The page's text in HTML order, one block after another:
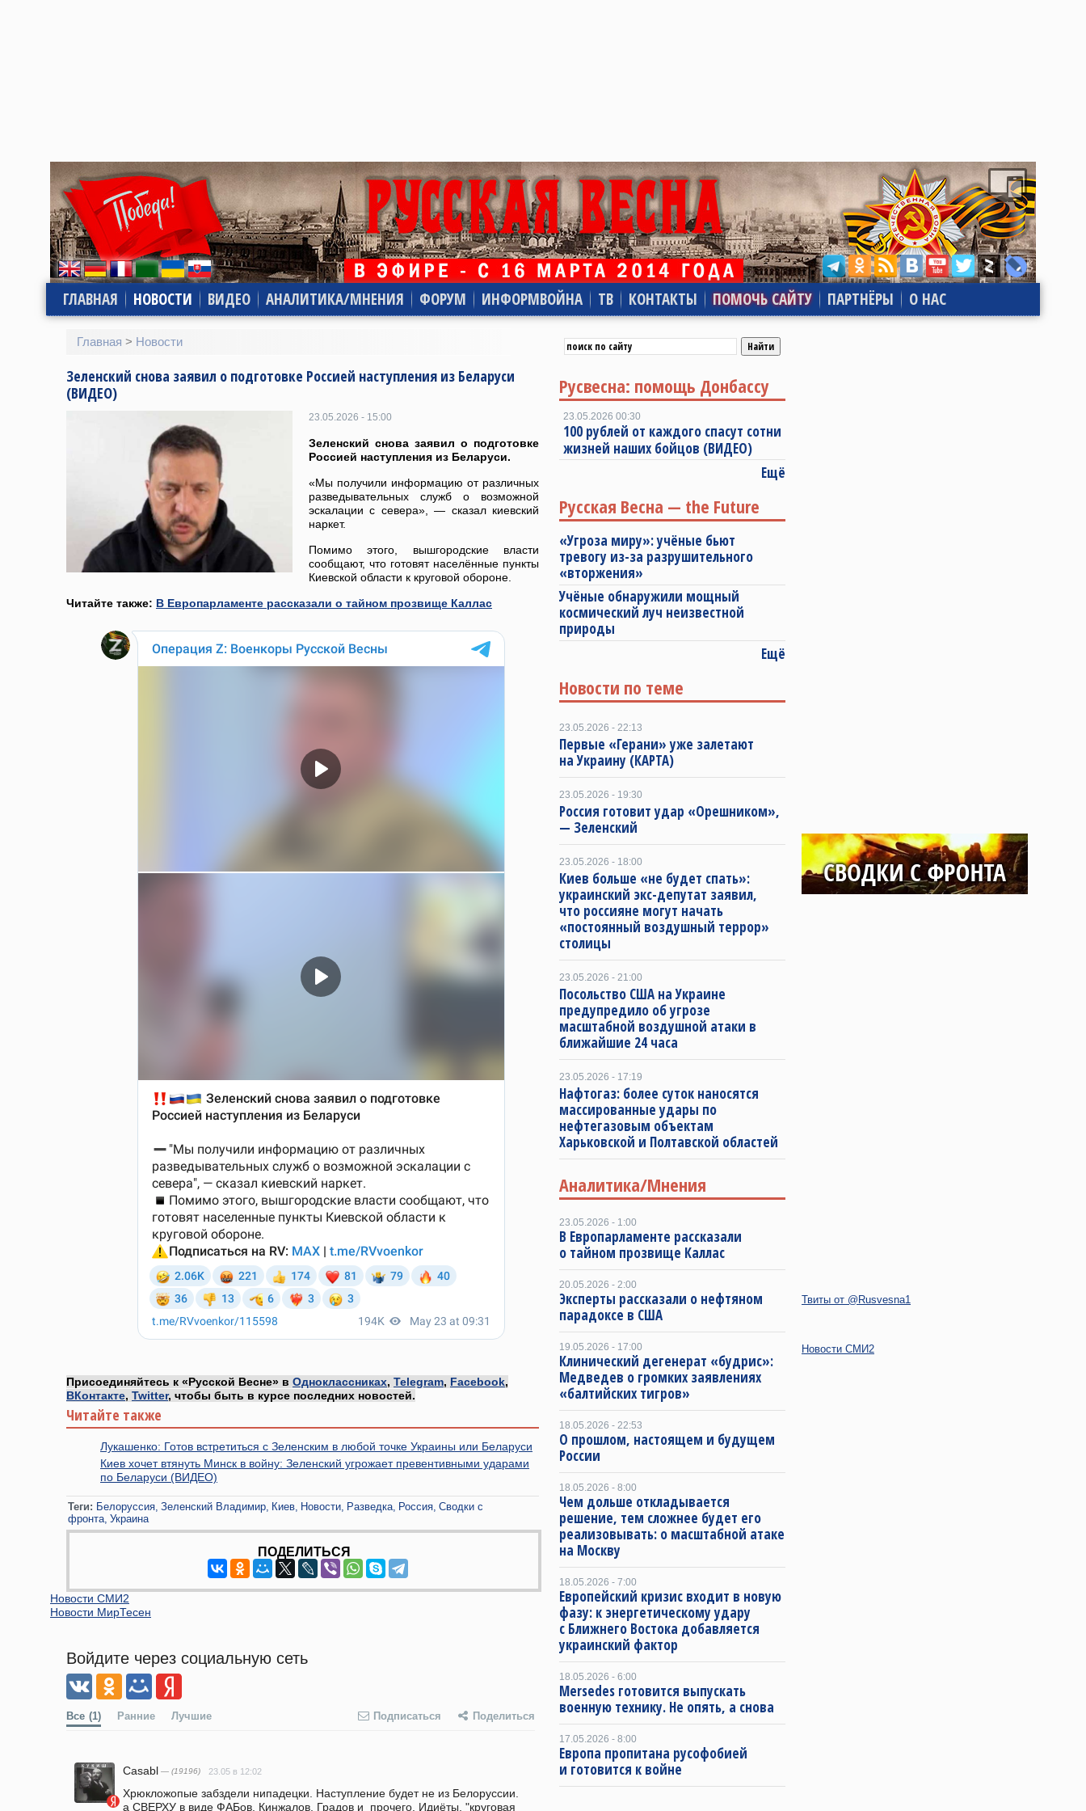
ГЛАВНАЯ НОВОСТИ ВИДЕО АНАЛИТИКА/МНЕНИЯ ФОРУМ ИНФОРМВОЙНА ТВ КОНТАКТЫ ПОМОЧЬ САЙТУ ПАРТНЁРЫ О НАС
Главная > Новости
Зеленский снова заявил о подготовке Россией наступления из Беларуси
(ВИДЕО)
23.05.2026 - 15:00
Зеленский снова заявил о подготовке
Россией наступления из Беларуси.
«Мы получили информацию от различных
разведывательных служб о возможной
эскалации с севера», — сказал киевский
наркет.
Помимо этого, вышгородские власти
сообщают, что готовят населённые пункты
Киевской области к круговой обороне.
Читайте также: В Европарламенте рассказали о тайном прозвище Каллас
Присоединяйтесь к «Русской Весне» в Одноклассниках, Telegram, Facebook,
ВКонтакте, Twitter, чтобы быть в курсе последних новостей.
Читайте также
Лукашенко: Готов встретиться с Зеленским в любой точке Украины или Беларуси
Киев хочет втянуть Минск в войну: Зеленский угрожает превентивными ударами
по Беларуси (ВИДЕО)
Теги: Белоруссия Зеленский Владимир Киев Новости Разведка Россия Сводки с
фронта Украина
ПОДЕЛИТЬСЯ
Новости СМИ2
Новости МирТесен
Войдите через социальную сеть
Все (1) Ранние Лучшие Подписаться Поделиться
Casabl — (19196) 23.05 в 12:02
Хрюкложопые забздели нипадецки. Наступление будет не из Белоруссии.
а СВЕРХУ в виде ФАБов, Кинжалов, Градов и  прочего. Идиёты, "круговая
Русвесна: помощь Донбассу
23.05.2026 00:30
100 рублей от каждого спасут сотни
жизней наших бойцов (ВИДЕО)
Ещё
Русская Весна — the Future
«Угроза миру»: учёные бьют
тревогу из-за разрушительного
«вторжения»
Учёные обнаружили мощный
космический луч неизвестной
природы
Ещё
Новости по теме
23.05.2026 - 22:13
Первые «Герани» уже залетают
на Украину (КАРТА)
23.05.2026 - 19:30
Россия готовит удар «Орешником»,
— Зеленский
23.05.2026 - 18:00
Киев больше «не будет спать»:
украинский экс-депутат заявил,
что россияне могут начать
«постоянный воздушный террор»
столицы
23.05.2026 - 21:00
Посольство США на Украине
предупредило об угрозе
масштабной воздушной атаки в
ближайшие 24 часа
23.05.2026 - 17:19
Нафтогаз: более суток наносятся
массированные удары по
нефтегазовым объектам
Харьковской и Полтавской областей
Аналитика/Мнения
23.05.2026 - 1:00
В Европарламенте рассказали
о тайном прозвище Каллас
20.05.2026 - 2:00
Эксперты рассказали о нефтяном
парадоксе в США
19.05.2026 - 17:00
Клинический дегенерат «будрис»:
Медведев о громких заявлениях
«балтийских тигров»
18.05.2026 - 22:53
О прошлом, настоящем и будущем
России
18.05.2026 - 8:00
Чем дольше откладывается
решение, тем сложнее будет его
реализовывать: о масштабной атаке
на Москву
18.05.2026 - 7:00
Европейский кризис входит в новую
фазу: к энергетическому удару
с Ближнего Востока добавляется
украинский фактор
18.05.2026 - 6:00
Mersedes готовится выпускать
военную технику. Не опять, а снова
17.05.2026 - 8:00
Европа пропитана русофобией
и готовится к войне
Твиты от @Rusvesna1
Новости СМИ2